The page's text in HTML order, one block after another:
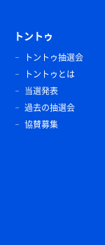
トントゥ
トントゥ抽選会
トントゥとは
当選発表
過去の抽選会
協賛募集